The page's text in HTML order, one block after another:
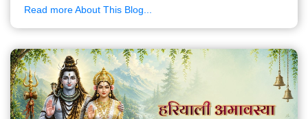
Read more About This Blog...